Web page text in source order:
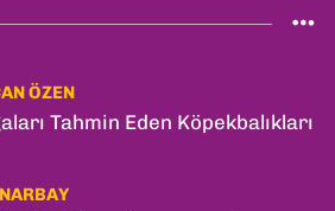
ÖZEN
Tahmin Eden Köpekbalıkları